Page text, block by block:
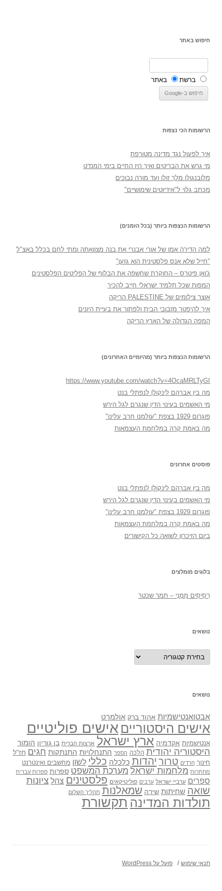
חיפוש באתר
ברשת באתר
הרשומות הכי נצפות
איך לפעול נגד מדינה מטורפת
מי גרש את הבריטים ואיך היו החיים בימי המנדט
מלובנגולו מלך זולו ועד מורה נבוכים
מכתב גלוי ל"אידיוטים שימושיים"
הרשומות הנצפות ביותר (בכל הזמנים)
למה הדירה אמו של אורי אבנרי את בנה מצוואתה ומתי לחם בכלל באצ"ל
"חייל שלא אנס פלסטינית הוא גזען"
ג'ואן פיטרס – החוקרת שחשפה את הבלוף של הפליטים הפלסטינים
המפות שכל תלמיד ישראלי חייב להכיר
אוצר צילומים של PALESTINE הריקה
איך להיפטר מזבובי הבית ולפתור את בעיית היונים
המפה הגדולה של הארץ הריקה
הרשומות הנצפות ביותר (מהיומיים האחרונים)
https://www.youtube.com/watch?v=4OcaMRLTyGI
מה בין אברהם לינקולן לנפתלי בנט
מי האשמים בעינוי הדין שנגרם לגל הירש
פוגרום 1929 בצפת "עולמנו חרב עלינו"
מה באמת קרה במלחמת העצמאות
פוסטים אחרונים
מה בין אברהם לינקולן לנפתלי בנט
מי האשמים בעינוי הדין שנגרם לגל הירש
פוגרום 1929 בצפת "עולמנו חרב עלינו"
מה באמת קרה במלחמת העצמאות
ביום הזיכרון לשואה כל הקישורים
בלוגים מומלצים
רְסִיסִים מִמֶנִי – תמר שכטר
נושאים
נושאים
נושאים
אבטואנטישמיות אהוד ברק אולמרט
אישים היסטוריים אישים פוליטיים
אנטישמיות אקדמיה ארץ ישראל ארצות הברית בן גוריון הומור
היסטוריה יהודית הלכה הספר התנחלויות התנתקות חגים חז"ל
חינוך חרדים טרור יהדות כלכלה כללי לשון מחשבים ואינטרנט
מחתרות מלחמות ישראל מערכת המשפט ספרות ספרות עברית
ספרים ערביי ישראל ערבים פוליטיקאים פלסטינים צהל ציונות
שואה שחיתות שירה שמאלנות תהליך השלום
תולדות המדינה תקשורת
תנאי שימוש פועל על WordPress